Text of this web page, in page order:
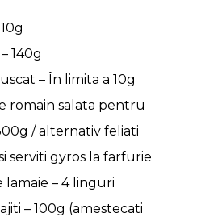
140g
– În limita a 10g
romain salata pentru
/ alternativ feliati
serviti gyros la farfurie
lamaie – 4 linguri
– 100g (amestecati